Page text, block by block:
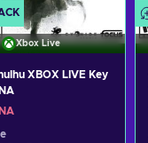
Xbox Live
XBOX LIVE Key